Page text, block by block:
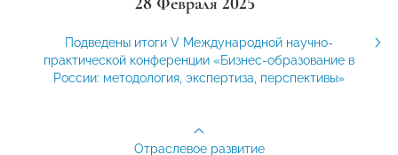
Подведены итоги V Международной научно-
практической конференции «Бизнес-образование в
России: методология, экспертиза, перспективы»
Отраслевое развитие